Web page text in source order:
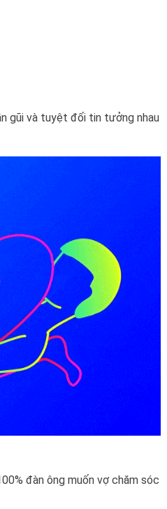
gũi và tuyệt đối tin tưởng nhau
đàn ông muốn vợ chăm sóc